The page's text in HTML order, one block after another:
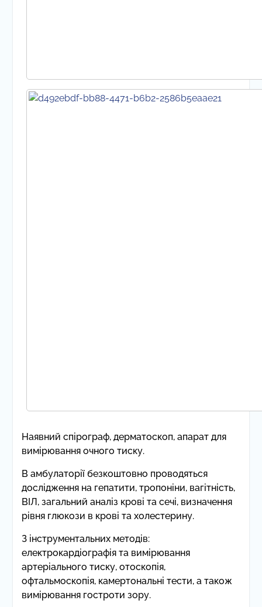
Наявний спірограф, дерматоскоп, апарат для
вимірювання очного тиску.
В амбулаторії безкоштовно проводяться
дослідження на гепатити, тропоніни, вагітність,
ВІЛ, загальний аналіз крові та сечі, визначення
рівня глюкози в крові та холестерину.
З інструментальних методів:
електрокардіографія та вимірювання
артеріального тиску, отоскопія,
офтальмоскопія, камертональні тести, а також
вимірювання гостроти зору.